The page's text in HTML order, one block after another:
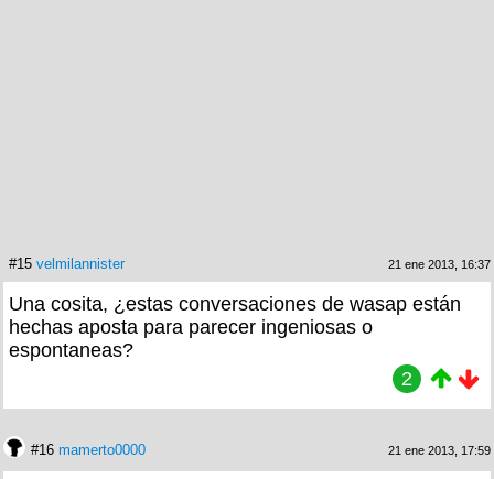
#15 velmilannister 21 ene 2013, 16:37
Una cosita, ¿estas conversaciones de wasap están
hechas aposta para parecer ingeniosas o
espontaneas?
2
#16 mamerto0000 21 ene 2013, 17:59